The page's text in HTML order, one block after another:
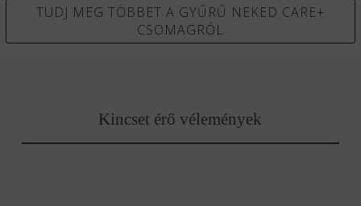
TUDJ MEG TÖBBET A GYŰRŰ NEKED CARE+
CSOMAGRÓL
Kincset érő vélemények